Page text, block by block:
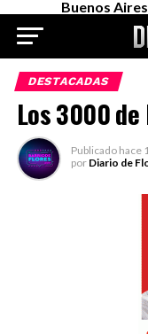
Buenos
DESTACADAS
Los 3000
Publicado hace
por Diario de